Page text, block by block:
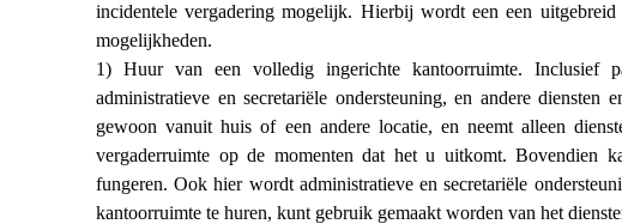
incidentele vergadering mogelijk. Hierbij wordt een een
mogelijkheden.
1) Huur van een volledig ingerichte kantoorruimte. Inclusief
administratieve en secretariële ondersteuning, en andere
gewoon vanuit huis of een andere locatie, en neemt alleen
vergaderruimte op de momenten dat het u uitkomt. Bovendien
fungeren. Ook hier wordt administratieve en secretariële
kantoorruimte te huren, kunt gebruik gemaakt worden van het